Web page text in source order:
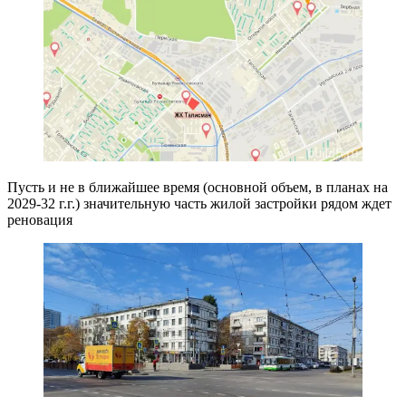
Пусть и не в ближайшее время (основной объем, в планах на
2029-32 г.г.) значительную часть жилой застройки рядом ждет
реновация